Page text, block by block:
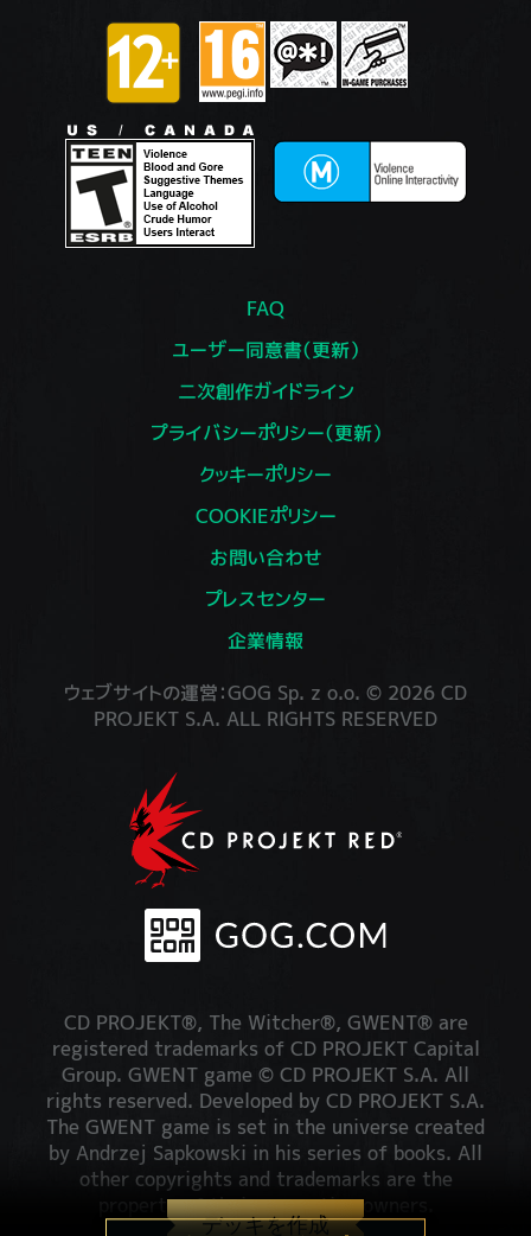
デッキを作成
FAQ
ユーザー同意書（更新）
二次創作ガイドライン
プライバシーポリシー（更新）
クッキーポリシー
COOKIEポリシー
お問い合わせ
プレスセンター
企業情報
ウェブサイトの運営：GOG Sp. z o.o. © 2026 CD
PROJEKT S.A. ALL RIGHTS RESERVED
CD PROJEKT®, The Witcher®, GWENT® are
registered trademarks of CD PROJEKT Capital
Group. GWENT game © CD PROJEKT S.A. All
rights reserved. Developed by CD PROJEKT S.A.
The GWENT game is set in the universe created
by Andrzej Sapkowski in his series of books. All
other copyrights and trademarks are the
property of their respective owners.